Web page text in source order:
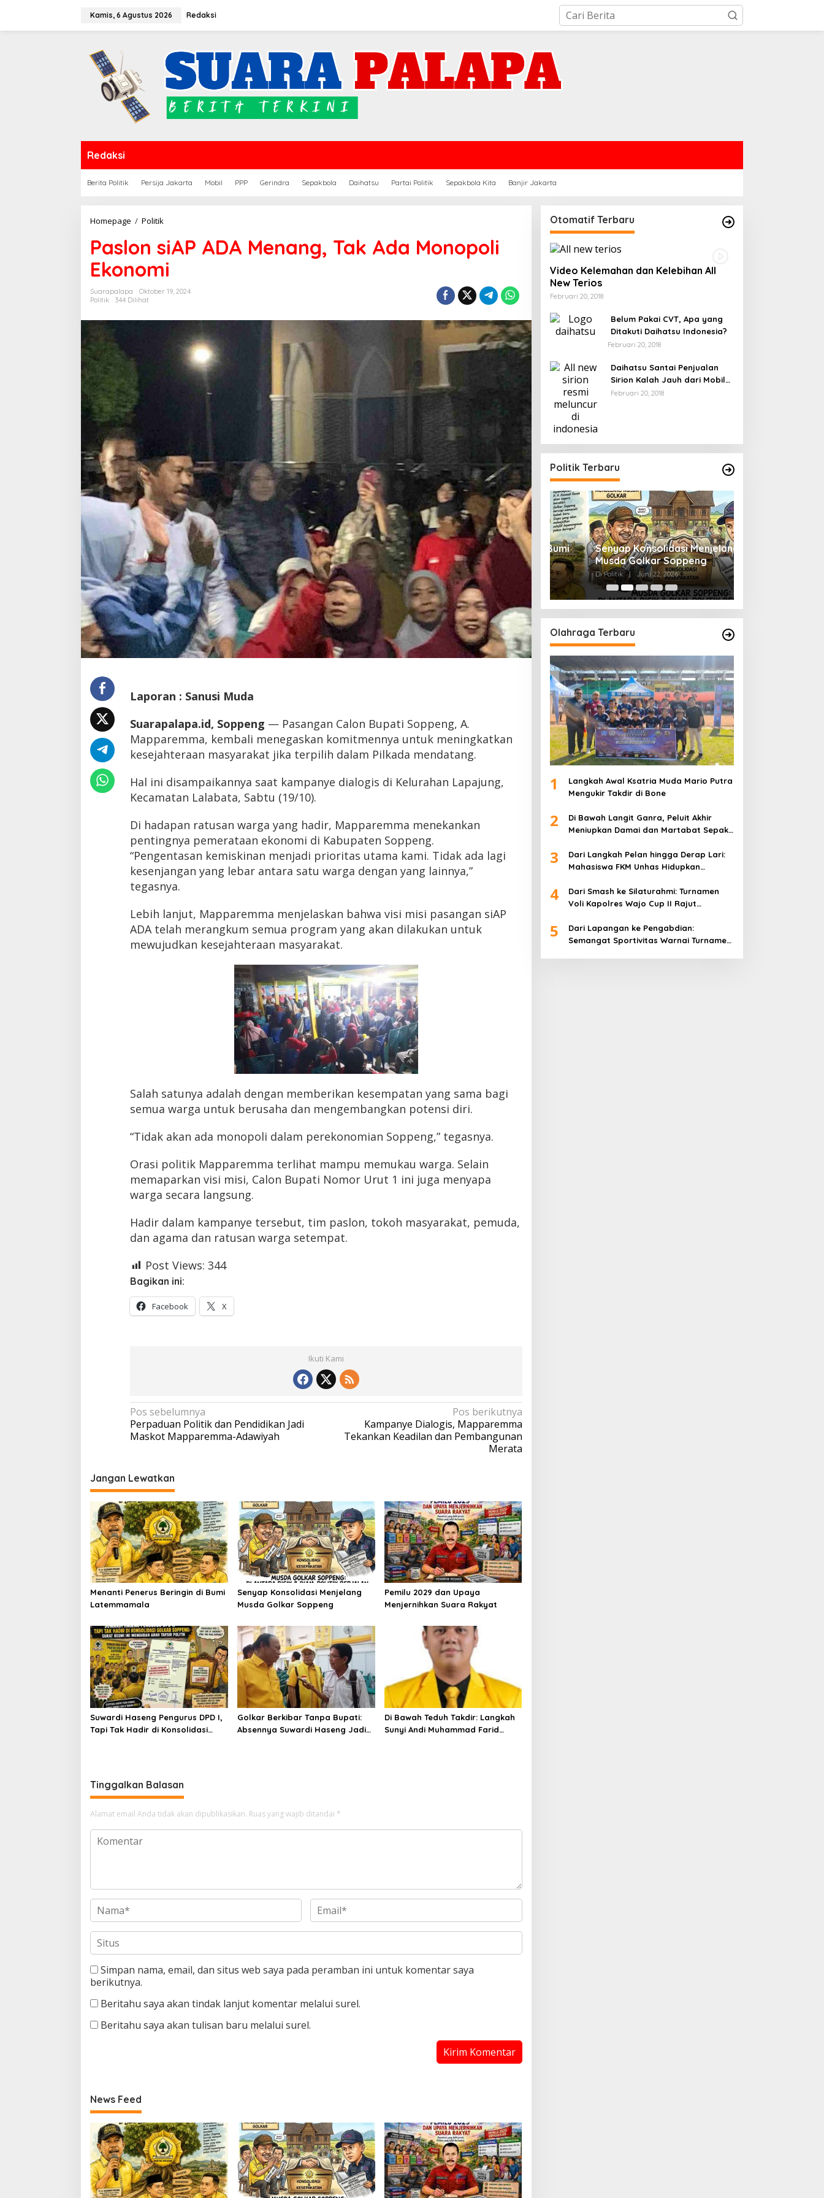
konten
Kamis, 6 Agustus 2026 Redaksi
Redaksi
Berita Politik Persija Jakarta Mobil PPP Gerindra Sepakbola Daihatsu Partai Politik Sepakbola Kita Banjir Jakarta
Homepage / Politik
ADA
Menang,
Tak
Monopoli
Paslon siAP ADA Menang, Tak Ada Monopoli
Ekonomi
Suarapalapa
Oktober 19, 2024
Politik
344 Dilihat
Laporan : Sanusi Muda
Suarapalapa.id, Soppeng — Pasangan Calon Bupati Soppeng, A.
Mapparemma, kembali menegaskan komitmennya untuk meningkatkan
kesejahteraan masyarakat jika terpilih dalam Pilkada mendatang.
Hal ini disampaikannya saat kampanye dialogis di Kelurahan Lapajung,
Kecamatan Lalabata, Sabtu (19/10).
Di hadapan ratusan warga yang hadir, Mapparemma menekankan
pentingnya pemerataan ekonomi di Kabupaten Soppeng.
“Pengentasan kemiskinan menjadi prioritas utama kami. Tidak ada lagi
kesenjangan yang lebar antara satu warga dengan yang lainnya,”
tegasnya.
Lebih lanjut, Mapparemma menjelaskan bahwa visi misi pasangan siAP
ADA telah merangkum semua program yang akan dilakukan untuk
mewujudkan kesejahteraan masyarakat.
Salah satunya adalah dengan memberikan kesempatan yang sama bagi
semua warga untuk berusaha dan mengembangkan potensi diri.
“Tidak akan ada monopoli dalam perekonomian Soppeng,” tegasnya.
Orasi politik Mapparemma terlihat mampu memukau warga. Selain
memaparkan visi misi, Calon Bupati Nomor Urut 1 ini juga menyapa
warga secara langsung.
Hadir dalam kampanye tersebut, tim paslon, tokoh masyarakat, pemuda,
dan agama dan ratusan warga setempat.
Post Views: 344
Bagikan ini:
Facebook X
Ikuti Kami
Navigasi
pos
Pos sebelumnya
Perpaduan Politik dan Pendidikan Jadi
Maskot Mapparemma-Adawiyah
Pos berikutnya
Kampanye Dialogis, Mapparemma
Tekankan Keadilan dan Pembangunan
Merata
Jangan Lewatkan
Menanti Penerus Beringin di Bumi
Latemmamala
Senyap Konsolidasi Menjelang
Musda Golkar Soppeng
Pemilu 2029 dan Upaya
Menjernihkan Suara Rakyat
Suwardi Haseng Pengurus DPD I,
Tapi Tak Hadir di Konsolidasi
Golkar Berkibar Tanpa Bupati:
Absennya Suwardi Haseng Jadi
Di Bawah Teduh Takdir: Langkah
Sunyi Andi Muhammad Farid
Tinggalkan Balasan
Alamat email Anda tidak akan dipublikasikan. Ruas yang wajib ditandai *
Simpan nama, email, dan situs web saya pada peramban ini untuk komentar saya
berikutnya.
Beritahu saya akan tindak lanjut komentar melalui surel.
Beritahu saya akan tulisan baru melalui surel.
News Feed
Otomatif Terbaru
Video Kelemahan dan Kelebihan All
New Terios
Februari 20, 2018
Belum Pakai CVT, Apa yang
Ditakuti Daihatsu Indonesia?
Februari 20, 2018
Daihatsu Santai Penjualan
Sirion Kalah Jauh dari Mobil
LCGC
Februari 20, 2018
Politik Terbaru
Menanti Penerus Beringin di Bumi
Latemmamala
Di Politik | Juni 22, 2026
Senyap Konsolidasi Menjelang
Musda Golkar Soppeng
Di Politik | Juni 22, 2026
Olahraga Terbaru
1
Langkah Awal Ksatria Muda Mario Putra
Mengukir Takdir di Bone
2
Di Bawah Langit Ganra, Peluit Akhir
Meniupkan Damai dan Martabat Sepak
3
Dari Langkah Pelan hingga Derap Lari:
Mahasiswa FKM Unhas Hidupkan
4
Dari Smash ke Silaturahmi: Turnamen
Voli Kapolres Wajo Cup II Rajut
80
5
Dari Lapangan ke Pengabdian:
Semangat Sportivitas Warnai Turnamen